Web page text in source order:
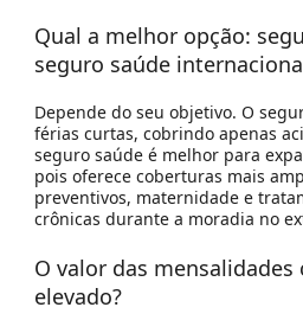
Qual a melhor opção:
seguro saúde
Depende do seu objetivo. O
férias curtas, cobrindo apenas
seguro saúde é melhor para
pois oferece coberturas mais
preventivos, maternidade e
crônicas durante a moradia no
O valor das
elevado?